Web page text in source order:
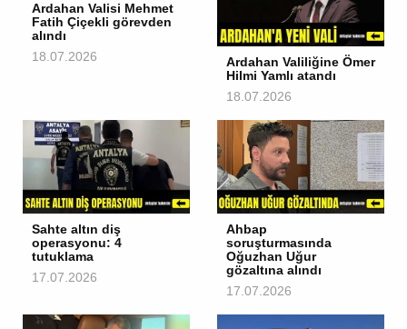
Ardahan Valisi Mehmet
Fatih Çiçekli görevden
alındı
18.07.2026
Ardahan Valiliğine Ömer
Hilmi Yamlı atandı
18.07.2026
Sahte altın diş
operasyonu: 4
tutuklama
17.07.2026
Ahbap
soruşturmasında
Oğuzhan Uğur
gözaltına alındı
17.07.2026